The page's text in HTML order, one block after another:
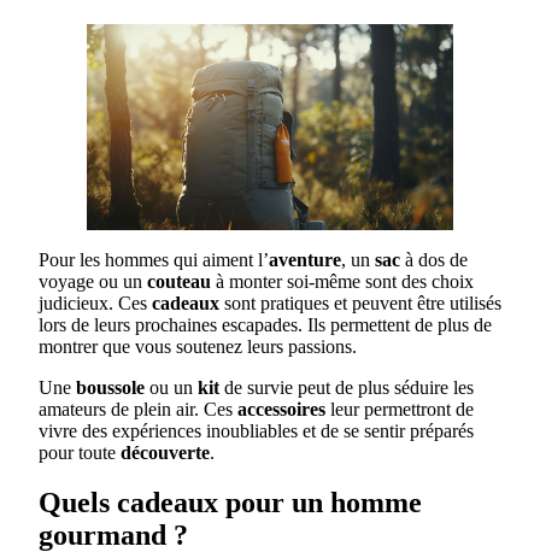
Pour les hommes qui aiment l’aventure, un sac à dos de
voyage ou un couteau à monter soi-même sont des choix
judicieux. Ces cadeaux sont pratiques et peuvent être utilisés
lors de leurs prochaines escapades. Ils permettent de plus de
montrer que vous soutenez leurs passions.
Une boussole ou un kit de survie peut de plus séduire les
amateurs de plein air. Ces accessoires leur permettront de
vivre des expériences inoubliables et de se sentir préparés
pour toute découverte.
Quels cadeaux pour un homme
gourmand ?